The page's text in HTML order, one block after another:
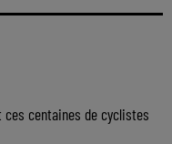
ces centaines de cyclistes